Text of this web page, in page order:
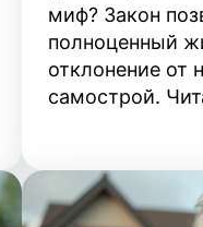
миф? Закон
полноценный
отклонение от
самострой.